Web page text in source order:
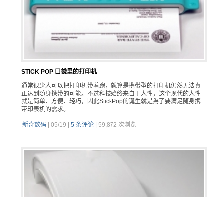
STICK POP 口袋里的打印机
通常很少人可以把打印机带着跑，就算是携带型的打印机仍然无法真
正达到随身携带的可能。不过科技始终来自于人性，这个现代的人性
就是简单、方便、轻巧，因此StickPop的诞生就是為了要满足随身携
带印表机的需求。
新奇数码| 05/19 | 5 条评论| 59,872 次浏览